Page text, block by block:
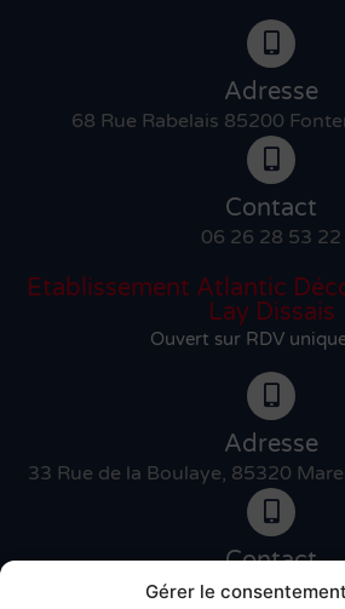
Gérer le
Adresse
68 Rue Rabelais 85200
Contact
06 26 28 53 22
Etablissement Atlantic
Lay Dissais
Ouvert sur RDV
Adresse
33 Rue de la Boulaye, 85320
Contact
06 46 27 89 83